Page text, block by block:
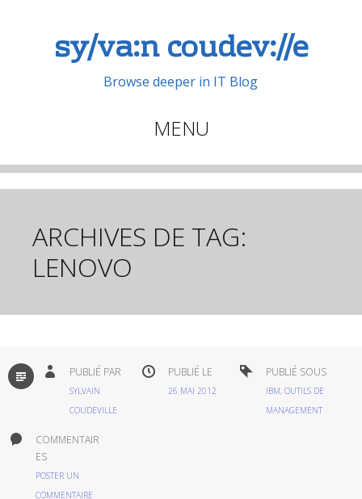
sy/va:n coudev://e
Browse deeper in IT Blog
MENU
Aller
ARCHIVES DE TAG:
LENOVO
PAR
DÉFAUT
PUBLIÉ PAR
SYLVAIN
COUDEVILLE
PUBLIÉ LE
26 MAI 2012
PUBLIÉ SOUS
IBM,OUTILS DE
MANAGEMENT
COMMENTAIR
ES
POSTER UN
COMMENTAIRE